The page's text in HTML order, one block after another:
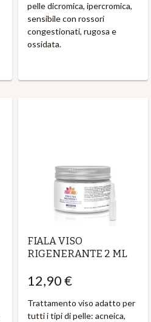
pelle dicromica, ipercromica,
sensibile con rossori
congestionati, rugosa e
ossidata.
FIALA VISO
RIGENERANTE 2 ML
12,90 €
Trattamento viso adatto per
tutti i tipi di pelle: acneica,